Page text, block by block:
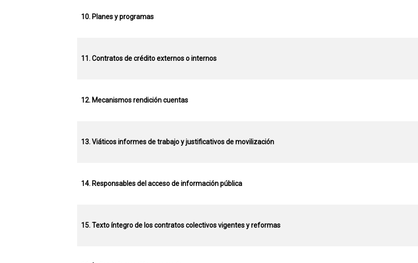
10. Planes y programas
11. Contratos de crédito externos o internos
12. Mecanismos rendición cuentas
13. Viáticos informes de trabajo y justificativos de movilización
14. Responsables del acceso de información pública
15. Texto íntegro de los contratos colectivos vigentes y reformas